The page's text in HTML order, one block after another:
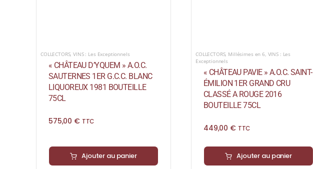
COLLECTORS,VINS : Les Exceptionnels
« CHÂTEAU D’YQUEM » A.O.C.
SAUTERNES 1ER G.C.C. BLANC
LIQUOREUX 1981 BOUTEILLE
75CL
575,00 € TTC
Ajouter au panier
COLLECTORS, Millésimes en 6, VINS : Les
Exceptionnels
« CHÂTEAU PAVIE » A.O.C. SAINT-
ÉMILION 1ER GRAND CRU
CLASSÉ A ROUGE 2016
BOUTEILLE 75CL
449,00 € TTC
Ajouter au panier